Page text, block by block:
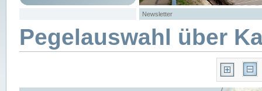
Newsletter
Pegelauswahl über